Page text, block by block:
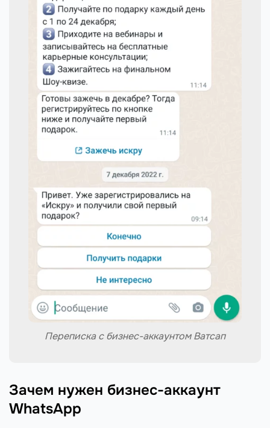
Переписка с бизнес-аккаунтом Ватсап
Зачем нужен бизнес-аккаунт
WhatsApp